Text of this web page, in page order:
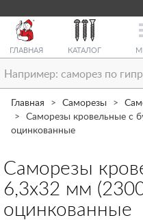
ГЛАВНАЯ КАТАЛОГ
Главная Саморезы
Саморезы кровельные с
оцинкованные
Саморезы
6,3х32 мм
оцинкованные